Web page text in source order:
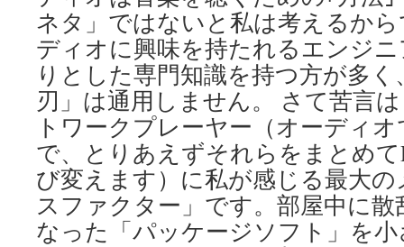
ネタ」ではないと私は考えるか
ディオに興味を持たれるエンジ
りとした専門知識を持つ方が多
刃」は通用しません。 さて苦言
トワークプレーヤー（オーディ
で、とりあえずそれらをまとめ
び変えます）に私が感じる最大
スファクター」です。部屋中に
なった「パッケージソフト」を